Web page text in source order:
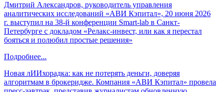
Дмитрий Александров, руководитель управления
аналитических исследований «АВИ Кэпитал», 20 июня 2026
г. выступил на 38-й конференции Smart-lab в Санкт-
Петербурге с докладом «Релакс-инвест, или как я перестал
бояться и полюбил простые решения»
Подробнее...
Новая лИИхорадка: как не потерять деньги, доверяя
алгоритмам в брокеридже. Компания «АВИ Кэпитал» провела